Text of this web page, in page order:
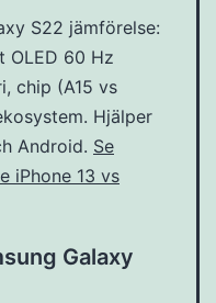
S22 jämförelse:
OLED 60 Hz
chip (A15 vs
Hjälper
Android. Se
iPhone 13 vs
Galaxy